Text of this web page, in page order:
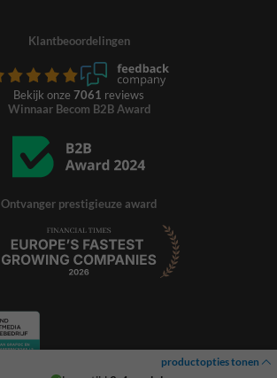
productopties tonen
Klantbeoordelingen
Bekijk onze 7061 reviews
Winnaar Becom B2B Award
Ontvanger prestigieuze award